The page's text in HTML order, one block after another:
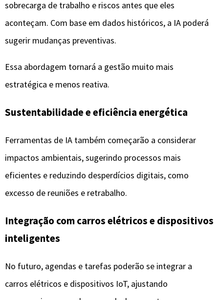
impactos ambientais, sugerindo processos mais
eficientes e reduzindo desperdícios digitais, como
excesso de reuniões e retrabalho.
Integração com carros elétricos e dispositivos
inteligentes
No futuro, agendas e tarefas poderão se integrar a
carros elétricos e dispositivos IoT, ajustando
compromissos com base em deslocamento, consumo
energético e contexto físico do usuário.
ferramentas de inteligência artificial para
forma como lidamos com tarefas e projetos.
Ao unir automação, análise de dados e aprendizado